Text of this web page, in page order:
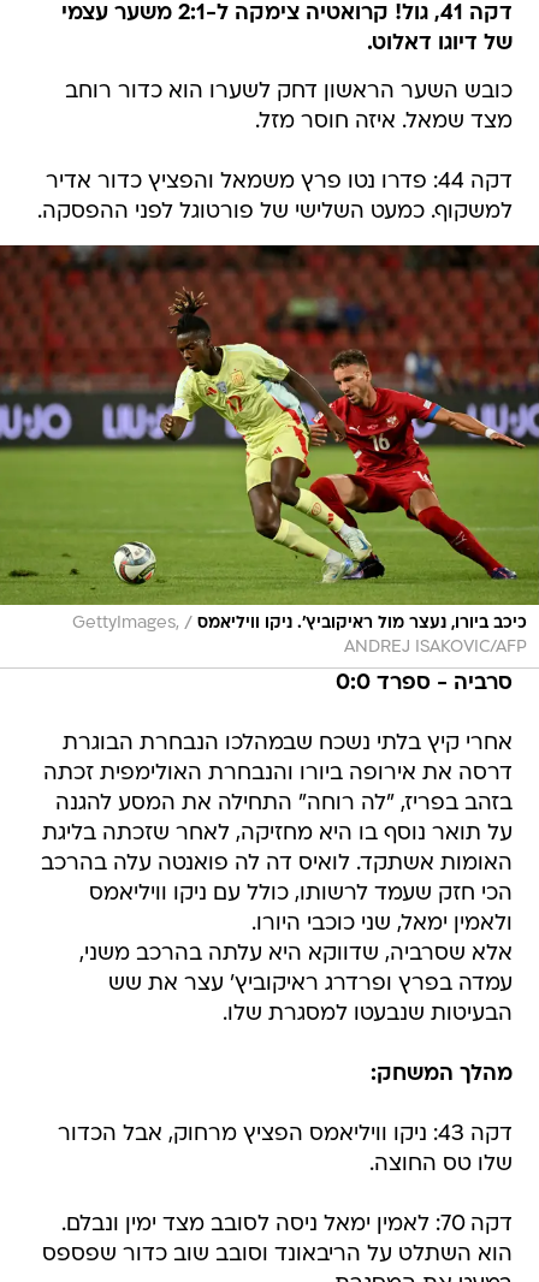
דקה 41, גול! קרואטיה צימקה ל-2:1 משער עצמי
של דיוגו דאלוט.
כובש השער הראשון דחק לשערו הוא כדור רוחב
מצד שמאל. איזה חוסר מזל.
דקה 44: פדרו נטו פרץ משמאל והפציץ כדור אדיר
למשקוף. כמעט השלישי של פורטוגל לפני ההפסקה.
כיכב ביורו, נעצר מול ראיקוביץ'. ניקו וויליאמס /
GettyImages,
ANDREJ ISAKOVIC/AFP
סרביה - ספרד 0:0
אחרי קיץ בלתי נשכח שבמהלכו הנבחרת הבוגרת
דרסה את אירופה ביורו והנבחרת האולימפית זכתה
בזהב בפריז, "לה רוחה" התחילה את המסע להגנה
על תואר נוסף בו היא מחזיקה, לאחר שזכתה בליגת
האומות אשתקד. לואיס דה לה פואנטה עלה בהרכב
הכי חזק שעמד לרשותו, כולל עם ניקו וויליאמס
ולאמין ימאל, שני כוכבי היורו.
אלא שסרביה, שדווקא היא עלתה בהרכב משני,
עמדה בפרץ ופרדרג ראיקוביץ' עצר את שש
הבעיטות שנבעטו למסגרת שלו.
מהלך המשחק:
דקה 43: ניקו וויליאמס הפציץ מרחוק, אבל הכדור
שלו טס החוצה.
דקה 70: לאמין ימאל ניסה לסובב מצד ימין ונבלם.
הוא השתלט על הריבאונד וסובב שוב כדור שפספס